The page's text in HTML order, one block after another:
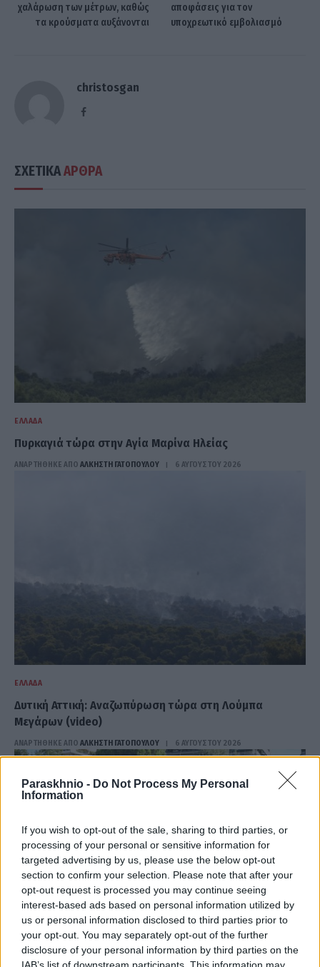
Paraskhnio - Do Not Process My Personal
Information
If you wish to opt-out of the sale, sharing to third parties, or
processing of your personal or sensitive information for
targeted advertising by us, please use the below opt-out
section to confirm your selection. Please note that after your
opt-out request is processed you may continue seeing
interest-based ads based on personal information utilized by
us or personal information disclosed to third parties prior to
your opt-out. You may separately opt-out of the further
disclosure of your personal information by third parties on the
IAB’s list of downstream participants. This information may
χαλάρωση των μέτρων, καθώς
τα κρούσματα αυξάνονται
αποφάσεις για τον
υποχρεωτικό εμβολιασμό
christosgan
Facebook
ΣΧΕΤΙΚΑΑΡΘΡΑ
ΕΛΛΆΔΑ
Πυρκαγιά τώρα στην Αγία Μαρίνα Ηλείας
ΑΝΑΡΤΗΘΗΚΕ ΑΠΟ ΆΛΚΗΣΤΗ ΓΑΤΟΠΟΎΛΟΥ 6 ΑΥΓΟΎΣΤΟΥ 2026
ΕΛΛΆΔΑ
Δυτική Αττική: Αναζωπύρωση τώρα στη Λούμπα
Μεγάρων (video)
ΑΝΑΡΤΗΘΗΚΕ ΑΠΟ ΆΛΚΗΣΤΗ ΓΑΤΟΠΟΎΛΟΥ 6 ΑΥΓΟΎΣΤΟΥ 2026
ΕΛΛΆΔΑ